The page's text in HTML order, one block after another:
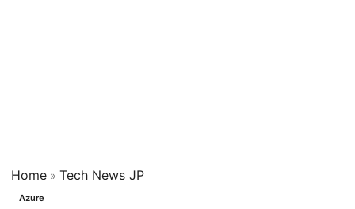
Home » Tech News JP
Azure